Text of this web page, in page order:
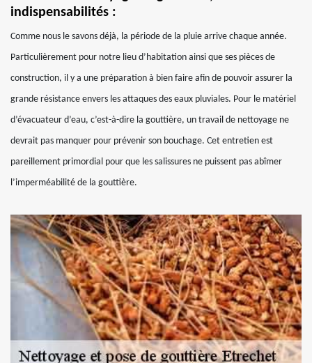
indispensabilités :
Comme nous le savons déjà, la période de la pluie arrive chaque année.
Particulièrement pour notre lieu d’habitation ainsi que ses pièces de
construction, il y a une préparation à bien faire afin de pouvoir assurer la
grande résistance envers les attaques des eaux pluviales. Pour le matériel
d’évacuateur d’eau, c’est-à-dire la gouttière, un travail de nettoyage ne
devrait pas manquer pour prévenir son bouchage. Cet entretien est
pareillement primordial pour que les salissures ne puissent pas abîmer
l’imperméabilité de la gouttière.